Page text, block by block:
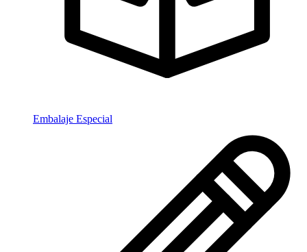
Embalaje Especial